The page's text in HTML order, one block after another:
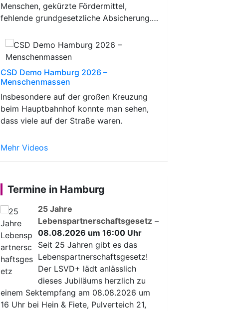
Menschen, gekürzte Fördermittel,
fehlende grundgesetzliche Absicherung.…
CSD Demo Hamburg 2026 –
Menschenmassen
Insbesondere auf der großen Kreuzung
beim Hauptbahnhof konnte man sehen,
dass viele auf der Straße waren.
Mehr Videos
Termine in Hamburg
25 Jahre
Lebenspartnerschaftsgesetz –
08.08.2026 um 16:00 Uhr
Seit 25 Jahren gibt es das
Lebenspartnerschaftsgesetz!
Der LSVD+ lädt anlässlich
dieses Jubiläums herzlich zu
einem Sektempfang am 08.08.2026 um
16 Uhr bei Hein & Fiete, Pulverteich 21,